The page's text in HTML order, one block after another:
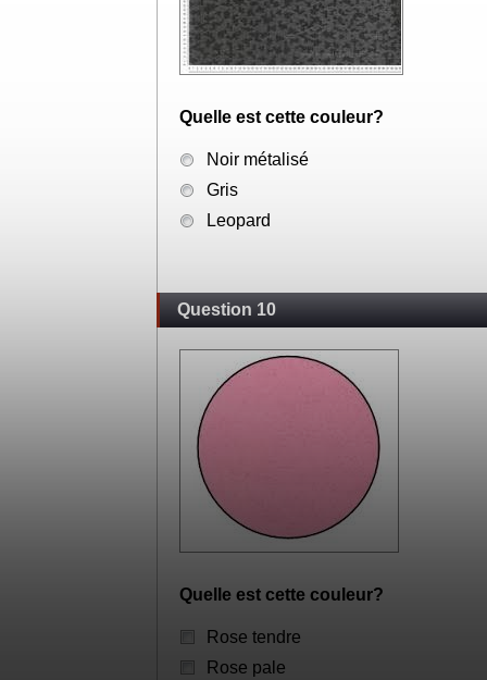
Quelle est cette couleur?
Noir métalisé
Gris
Leopard
Question 10
Quelle est cette couleur?
Rose tendre
Rose pale